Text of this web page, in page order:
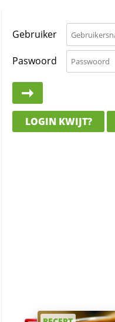
Gebruiker
Paswoord
LOGIN KWIJT?